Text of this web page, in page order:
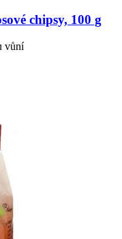
chipsy, 100 g
vůní